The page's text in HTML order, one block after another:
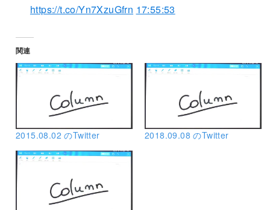
https://t.co/Yn7XzuGfrn 17:55:53
関連
2015.08.02 のTwitter 2018.09.08 のTwitter